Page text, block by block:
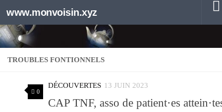
Au dessous du contenu
www.monvoisin.xyz
TROUBLES FONTIONNELS
0
DÉCOUVERTES 13 JUIN 2023
CAP TNF, asso de patient·es